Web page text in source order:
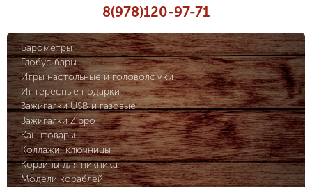
8(978)120-97-71
Барометры
Глобус бары
Игры настольные и головоломки
Интересные подарки
Зажигалки USB и газовые
Зажигалки Zippo
Канцтовары
Коллажи, ключницы
Корзины для пикника
Модели кораблей